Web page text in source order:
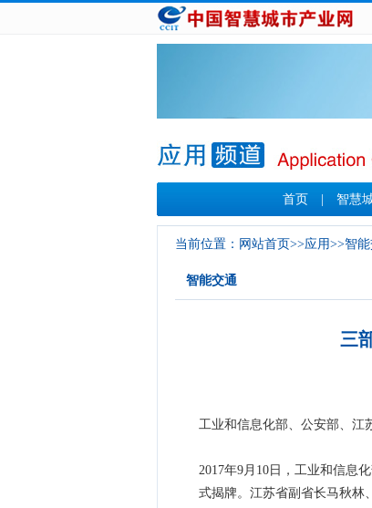
首页 智慧
当前位置： 网站首页>>应用>>智能
智能交通
三
工业和信息化部、公安部、江
2017年9月10日，工业和信息
式揭牌。江苏省副省长马秋林